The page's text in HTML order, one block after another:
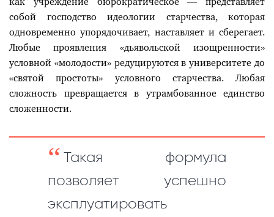
как учреждение бюрократическое — представляет
собой господство идеологии старчества, которая
одновременно упорядочивает, наставляет и сберегает.
Любые проявления «дьявольской изощренности»
условной «молодости» редуцируются в университете до
«святой простоты» условного старчества. Любая
сложность превращается в утрамбованное единство
сложенности.
Такая формула
позволяет успешно
эксплуатировать